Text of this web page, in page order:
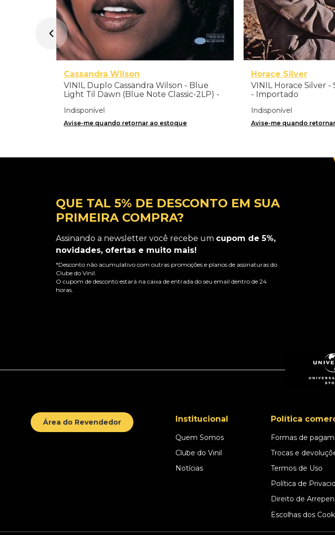
Cassandra Wilson
VINIL Duplo Cassandra Wilson - Blue
Light Til Dawn (Blue Note Classic-2LP) -
Indisponível
Avise-me quando retornar ao estoque
Horace Silver
VINIL Horace Silver
- Importado
Indisponível
Avise-me quando
QUE TAL 5% DE DESCONTO EM SUA
PRIMEIRA COMPRA?
Assinando a newsletter você recebe um cupom de 5%,
novidades, ofertas e muito mais!
*Desconto não acumulativo com outras promoções e planos de assinaturas do
Clube do Vinil.
O cupom de desconto estará na caixa de entrada do seu email dentro de 24
horas.
Área do Revendedor Institucional
Quem Somos
Clube do Vinil
Notícias
Política
Formas de
Trocas e
Termos de Uso
Política de
Direito de
Escolhas dos